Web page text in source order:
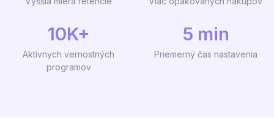
10K+
Aktívnych vernostných
programov
5 min
Priemerný čas nastavenia